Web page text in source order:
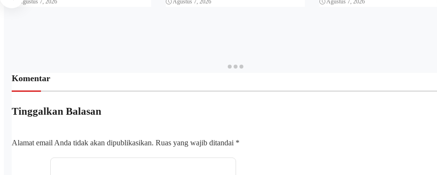
Agustus 7, 2026 Agustus 7, 2026 Agustus 7, 2026
Komentar
Tinggalkan Balasan
Alamat email Anda tidak akan dipublikasikan. Ruas yang wajib ditandai *